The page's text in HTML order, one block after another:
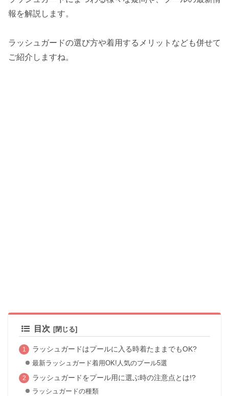
報を解説します。
ラッシュガードの選び方や着用するメリットなども併せて
ご紹介しますね。
目次
ラッシュガードはプールに入る時着たままでもOK?
最新ラッシュガード着用OK!人気のプール5選
ラッシュガードをプール用に選ぶ時の注意点とは!?
ラッシュガードの種類